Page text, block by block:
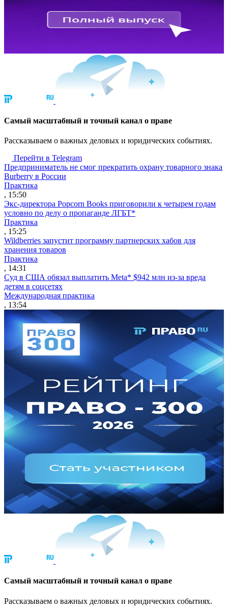
Cамый масштабный и точный канал о праве
Рассказываем о важных деловых и юридических событиях.
Перейти в Telegram
Предприниматель не смог прекратить охрану товарного знака
Burberry в России
Практика
, 15:50
Экс-директора Popcorn Books приговорили к четырем годам
условно по делу о пропаганде ЛГБТ*
Практика
, 15:25
Wildberries запустит программу партнерских хабов для
хранения товаров
Практика
, 14:31
Суд в США обязал выплатить Meta* $942 млн из-за вреда
детям в соцсетях
Международная практика
, 13:54
Cамый масштабный и точный канал о праве
Рассказываем о важных деловых и юридических событиях.